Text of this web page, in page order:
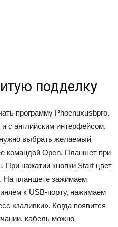
подделку
программу Phoenuxusbpro.
с английским интерфейсом.
выбрать желаемый
командой Open. Планшет при
При нажатии кнопки Start цвет
На планшете зажимаем
к USB-порту, нажимаем
«заливки». Когда появится
кабель можно